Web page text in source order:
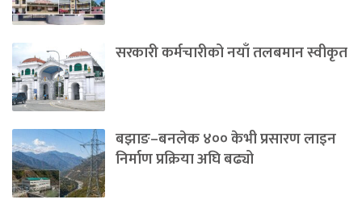
सरकारी कर्मचारीको नयाँ तलबमान स्वीकृत
बझाङ–बनलेक ४०० केभी प्रसारण लाइन
निर्माण प्रक्रिया अघि बढ्यो